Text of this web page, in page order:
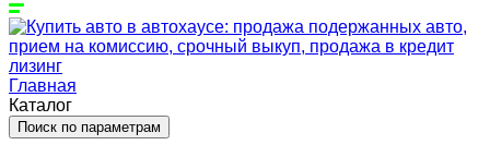
Главная
Каталог
Поиск по параметрам